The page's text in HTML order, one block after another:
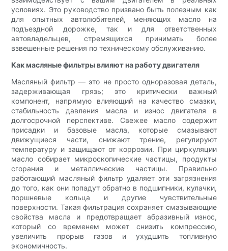
условиях. Это руководство призвано быть полезным как
для опытных автолюбителей, меняющих масло на
подъездной дорожке, так и для ответственных
автовладельцев, стремящихся принимать более
взвешенные решения по техническому обслуживанию.
Как масляные фильтры влияют на работу двигателя
Масляный фильтр — это не просто одноразовая деталь,
задерживающая грязь; это критически важный
компонент, напрямую влияющий на качество смазки,
стабильность давления масла и износ двигателя в
долгосрочной перспективе. Свежее масло содержит
присадки и базовые масла, которые смазывают
движущиеся части, снижают трение, регулируют
температуру и защищают от коррозии. При циркуляции
масло собирает микроскопические частицы, продукты
сгорания и металлические частицы. Правильно
работающий масляный фильтр удаляет эти загрязнения
до того, как они попадут обратно в подшипники, кулачки,
поршневые кольца и другие чувствительные
поверхности. Такая фильтрация сохраняет смазывающие
свойства масла и предотвращает абразивный износ,
который со временем может снизить компрессию,
увеличить прорыв газов и ухудшить топливную
экономичность.